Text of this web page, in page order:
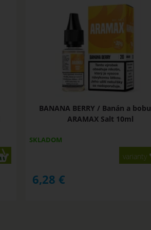
BANANA BERRY / Banán a
ARAMAX Salt 10ml
SKLADOM
varianty
6,28 €